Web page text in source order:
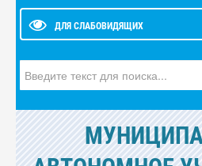
ДЛЯ СЛАБОВИДЯЩИХ